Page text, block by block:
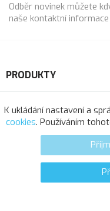
Odběr novinek můžete
naše kontaktní
PRODUKTY
NAŠE SPOLEČNOST
VÁŠ ÚČET
INFORMACE O
K ukládání nastavení a
cookies. Používáním
© 2025 - Softresource,